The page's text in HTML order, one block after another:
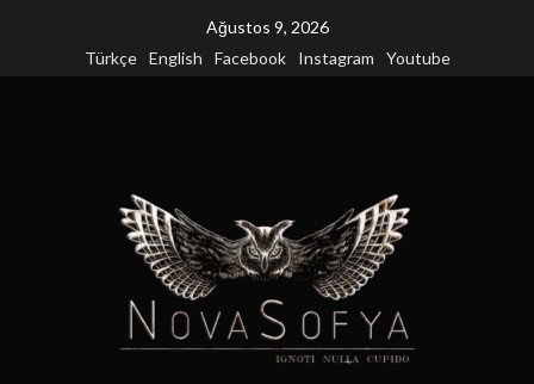
Ağustos 9, 2026
Türkçe
English Facebook Instagram Youtube